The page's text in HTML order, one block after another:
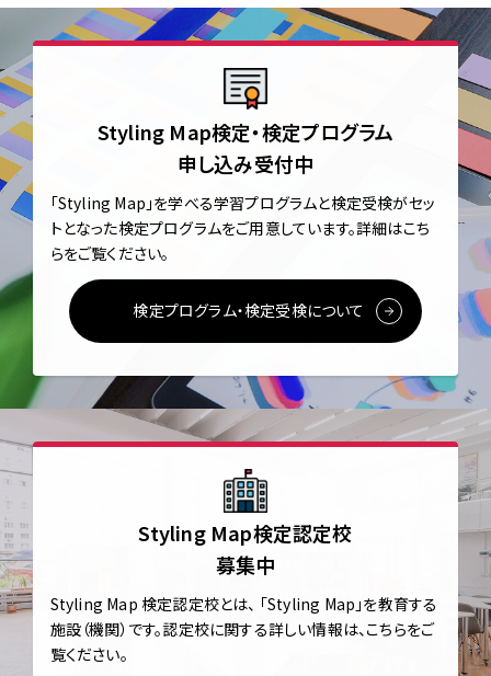
Styling Map検定・検定プログラム
申し込み受付中
「Styling Map」を学べる学習プログラムと検定受検がセッ
トとなった検定プログラムをご用意しています。詳細はこち
らをご覧ください。
検定プログラム・検定受検について
Styling Map検定認定校
募集中
Styling Map 検定認定校とは、 「Styling Map」を教育する
施設（機関）です。認定校に関する詳しい情報は、こちらをご
覧ください。